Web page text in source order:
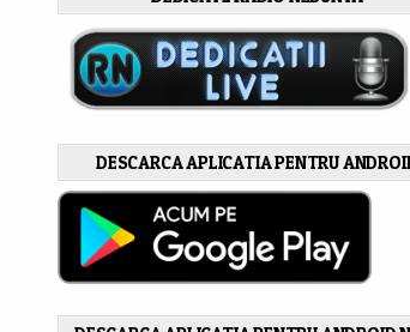
DESCARCA APLICATIA PENTRU